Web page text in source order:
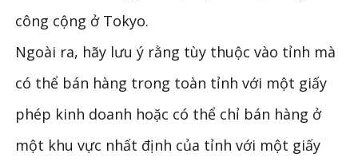
công cộng ở Tokyo.
Ngoài ra, hãy lưu ý rằng tùy thuộc vào tỉnh mà
có thể bán hàng trong toàn tỉnh với một giấy
phép kinh doanh hoặc có thể chỉ bán hàng ở
một khu vực nhất định của tỉnh với một giấy